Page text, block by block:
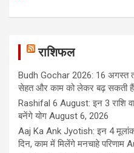
राशिफल
Budh Gochar 2026: 16 अगस्त
सेहत और काम को लेकर बढ़ सकती
Rashifal 6 August: इन 3 राशि
बनेंगे योग August 6, 2026
Aaj Ka Ank Jyotish: इन 4
दिन, काम में मिलेंगे मनचाहे परिणाम